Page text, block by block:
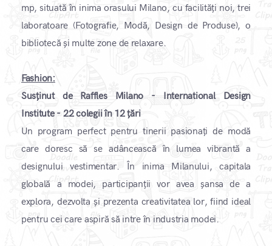
mp, situată în inima orasului Milano, cu facilități noi, trei
laboratoare (Fotografie, Modă, Design de Produse), o
bibliotecă și multe zone de relaxare.
​Fashion:
Susținut de Raffles Milano - International Design
Institute - 22 colegii în 12 țări
Un program perfect pentru tinerii pasionați de modă
care doresc să se adâncească în lumea vibrantă a
designului vestimentar. În inima Milanului, capitala
globală a modei, participanții vor avea șansa de a
explora, dezvolta și prezenta creativitatea lor, fiind ideal
pentru cei care aspiră să intre în industria modei. ​